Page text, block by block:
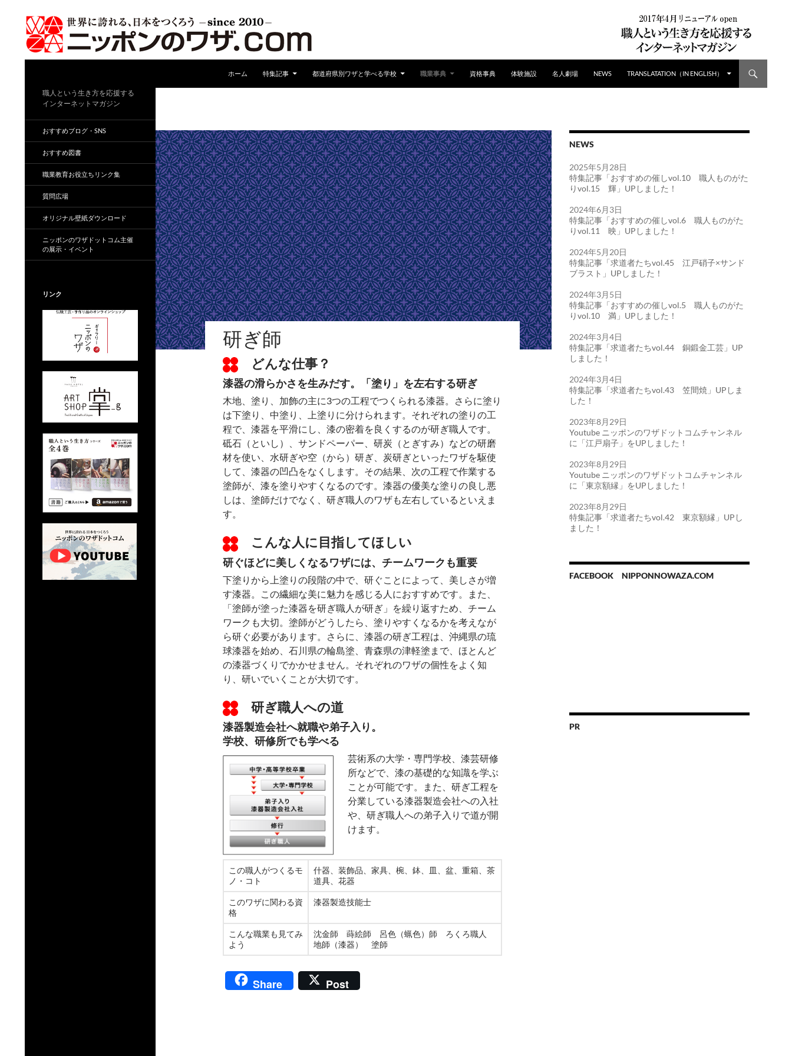
ホーム
特集記事 都道府県別ワザと学べる学校 職業事典 資格事典 体験施設 名人劇場 NEWS TRANSLATATION（IN ENGLISH）
研ぎ師
どんな仕事？
漆器の滑らかさを生みだす。「塗り」を左右する研ぎ
木地、塗り、加飾の主に3つの工程でつくられる漆器。さらに塗り
は下塗り、中塗り、上塗りに分けられます。それぞれの塗りの工
程で、漆器を平滑にし、漆の密着を良くするのが研ぎ職人です。
砥石（といし）、サンドペーパー、研炭（とぎすみ）などの研磨
材を使い、水研ぎや空（から）研ぎ、炭研ぎといったワザを駆使
して、漆器の凹凸をなくします。その結果、次の工程で作業する
塗師が、漆を塗りやすくなるのです。漆器の優美な塗りの良し悪
しは、塗師だけでなく、研ぎ職人のワザも左右しているといえま
す。
こんな人に目指してほしい
研ぐほどに美しくなるワザには、チームワークも重要
下塗りから上塗りの段階の中で、研ぐことによって、美しさが増
す漆器。この繊細な美に魅力を感じる人におすすめです。また、
「塗師が塗った漆器を研ぎ職人が研ぎ」を繰り返すため、チーム
ワークも大切。塗師がどうしたら、塗りやすくなるかを考えなが
ら研ぐ必要があります。さらに、漆器の研ぎ工程は、沖縄県の琉
球漆器を始め、石川県の輪島塗、青森県の津軽塗まで、ほとんど
の漆器づくりでかかせません。それぞれのワザの個性をよく知
り、研いでいくことが大切です。
研ぎ職人への道
漆器製造会社へ就職や弟子入り。
学校、研修所でも学べる
芸術系の大学・専門学校、漆芸研修
所などで、漆の基礎的な知識を学ぶ
ことが可能です。また、研ぎ工程を
分業している漆器製造会社への入社
や、研ぎ職人への弟子入りで道が開
けます。
この職人がつくるモ
ノ・コト
什器、装飾品、家具、椀、鉢、皿、盆、重箱、茶
道具、花器
このワザに関わる資
格
漆器製造技能士
こんな職業も見てみ
よう
沈金師 蒔絵師 呂色（蝋色）師 ろくろ職人
地師（漆器） 塗師
Share Post
NEWS
2025年5月28日
特集記事「おすすめの催しvol.10 職人ものがた
りvol.15 輝」UPしました！
2024年6月3日
特集記事「おすすめの催しvol.6 職人ものがた
りvol.11 映」UPしました！
2024年5月20日
特集記事「求道者たちvol.45 江戸硝子×サンド
ブラスト」UPしました！
2024年3月5日
特集記事「おすすめの催しvol.5 職人ものがた
りvol.10 満」UPしました！
2024年3月4日
特集記事「求道者たちvol.44 銅鍛金工芸」UP
しました！
2024年3月4日
特集記事「求道者たちvol.43 笠間焼」UPしま
した！
2023年8月29日
Youtube ニッポンのワザドットコムチャンネル
に「江戸扇子」をUPしました！
2023年8月29日
Youtube ニッポンのワザドットコムチャンネル
に「東京額縁」をUPしました！
2023年8月29日
特集記事「求道者たちvol.42 東京額縁」UPし
ました！
FACEBOOK NIPPONNOWAZA.COM
PR
職人という生き方を応援する
インターネットマガジン
おすすめブログ・SNS
おすすめ図書
職業教育お役立ちリンク集
質問広場
オリジナル壁紙ダウンロード
ニッポンのワザドットコム主催
の展示・イベント
リンク